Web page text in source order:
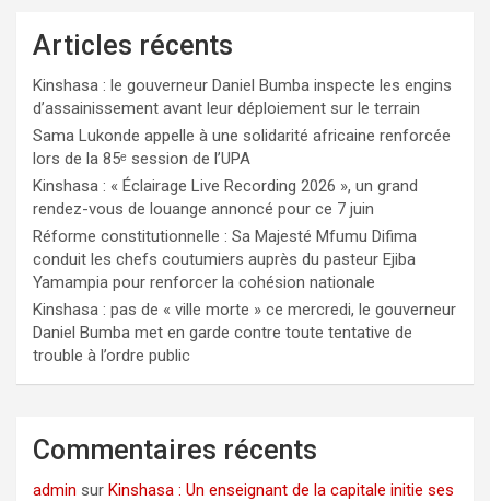
Articles récents
Kinshasa : le gouverneur Daniel Bumba inspecte les engins
d’assainissement avant leur déploiement sur le terrain
Sama Lukonde appelle à une solidarité africaine renforcée
lors de la 85ᵉ session de l’UPA
Kinshasa : « Éclairage Live Recording 2026 », un grand
rendez-vous de louange annoncé pour ce 7 juin
Réforme constitutionnelle : Sa Majesté Mfumu Difima
conduit les chefs coutumiers auprès du pasteur Ejiba
Yamampia pour renforcer la cohésion nationale
Kinshasa : pas de « ville morte » ce mercredi, le gouverneur
Daniel Bumba met en garde contre toute tentative de
trouble à l’ordre public
Commentaires récents
admin sur Kinshasa : Un enseignant de la capitale initie ses